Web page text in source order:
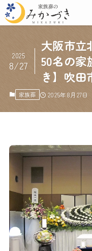
大阪市立
50名の家
き】吹田
2025
8/27
家族葬 2025年8月27日